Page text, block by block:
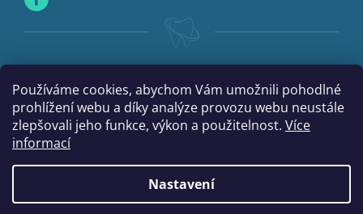
Používáme cookies, abychom Vám umožnili pohodlné
prohlížení webu a díky analýze provozu webu neustále
zlepšovali jeho funkce, výkon a použitelnost. Více
informací
Nastavení
Vytvořil Shoptet